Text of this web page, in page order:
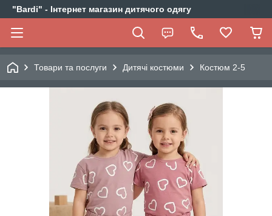
"Bardi" - Інтернет магазин дитячого одягу
Товари та послуги Дитячі костюми Костюм 2-5